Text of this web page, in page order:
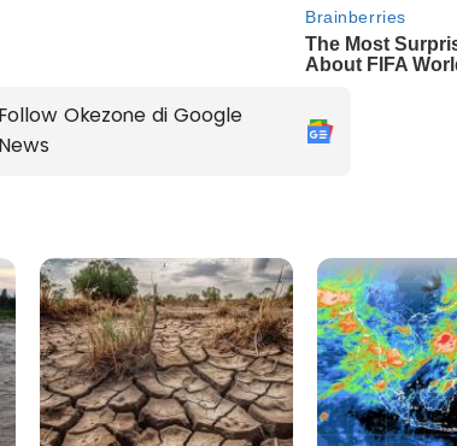
Follow Okezone di Google
News